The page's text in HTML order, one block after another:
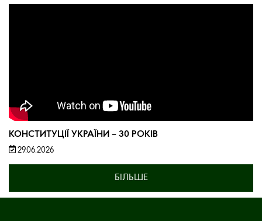
КОНСТИТУЦІЇ УКРАЇНИ – 30 РОКІВ
29.06.2026
БІЛЬШЕ